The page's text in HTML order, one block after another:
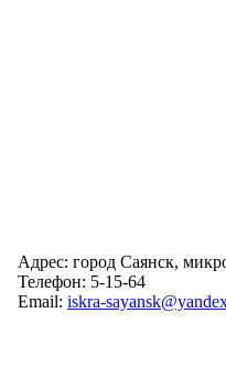
Адрес: город Саянск,
Телефон: 5-15-64
Email: iskra-